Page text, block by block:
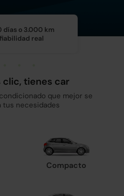
días o 3.000 km
real
y
clic, tienes car
que mejor se
tus necesidades
Compacto